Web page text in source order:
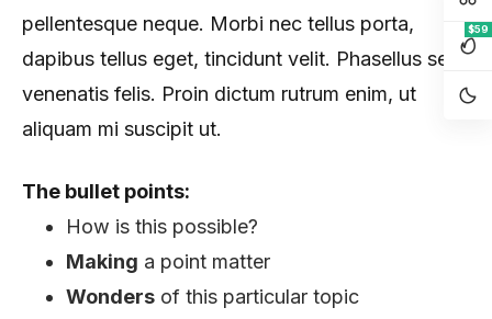
$59
pellentesque neque. Morbi nec tellus porta,
dapibus tellus eget, tincidunt velit. Phasellus sed
venenatis felis. Proin dictum rutrum enim, ut
aliquam mi suscipit ut.
The bullet points:
How is this possible?
Making a point matter
Wonders of this particular topic